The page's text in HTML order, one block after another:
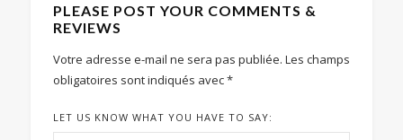
PLEASE POST YOUR COMMENTS &
REVIEWS
Votre adresse e-mail ne sera pas publiée. Les champs
obligatoires sont indiqués avec*
LET US KNOW WHAT YOU HAVE TO SAY: